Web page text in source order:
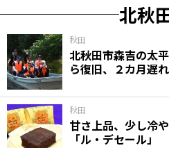
北秋
秋田
北秋田市森吉の太
ら復旧、２カ月遅れ
秋田
甘さ上品、少し冷
「ル・デセール」